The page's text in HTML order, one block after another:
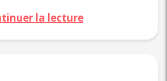
la lecture